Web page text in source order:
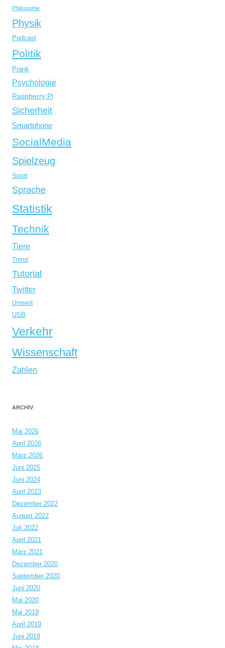
Philosophie
Physik
Podcast
Politik
Prank
Psychologie
Raspberry Pi
Sicherheit
Smartphone
SocialMedia
Spielzeug
Sport
Sprache
Statistik
Technik
Tiere
Trend
Tutorial
Twitter
Umwelt
USB
Verkehr
Wissenschaft
Zahlen
ARCHIV
Mai 2026
April 2026
März 2026
Juni 2025
Juni 2024
April 2023
Dezember 2022
August 2022
Juli 2022
April 2021
März 2021
Dezember 2020
September 2020
Juni 2020
Mai 2020
Mai 2019
April 2019
Juni 2018